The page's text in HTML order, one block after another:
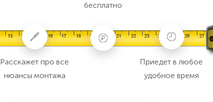
Расскажет про все
нюансы монтажа
бесплатно
Приедет в любое
удобное время